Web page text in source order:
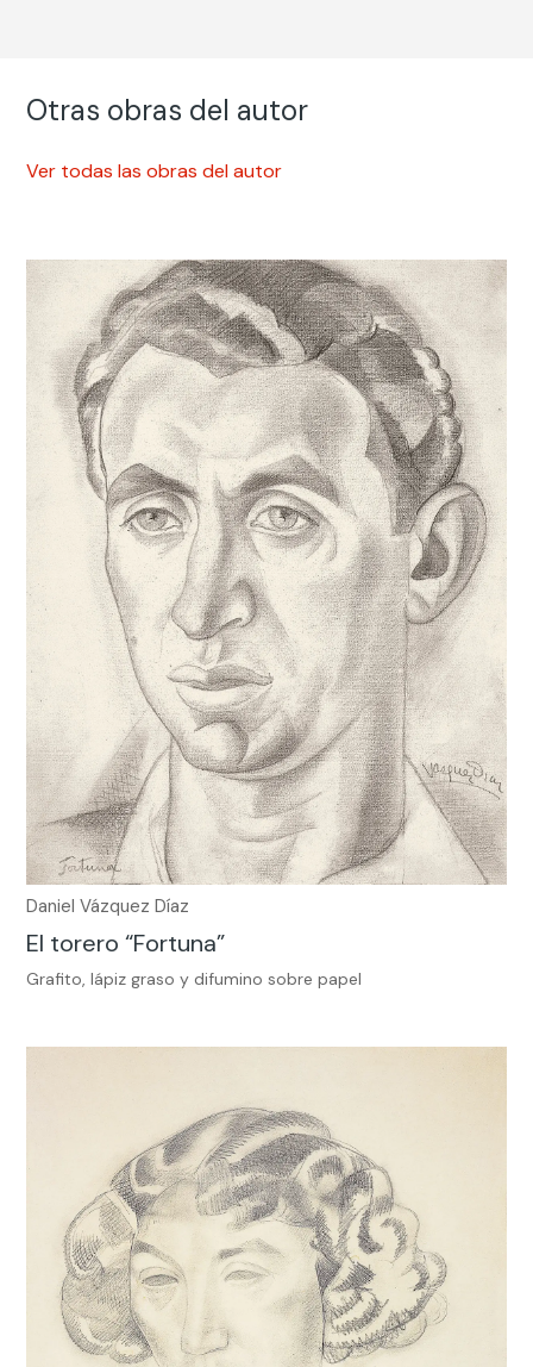
Otras obras del autor
Ver todas las obras del autor
Daniel Vázquez Díaz
El torero “Fortuna”
Grafito, lápiz graso y difumino sobre papel